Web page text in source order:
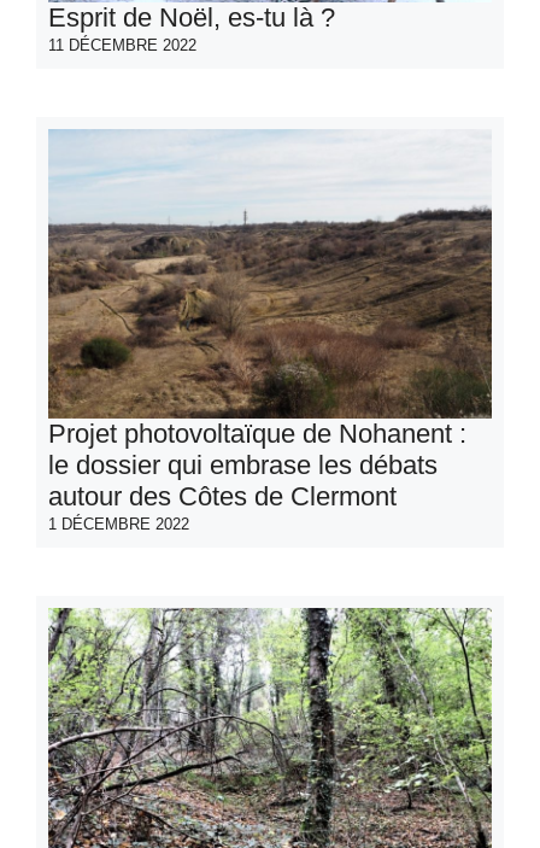
Esprit de Noël, es-tu là ?
11 DÉCEMBRE 2022
Projet photovoltaïque de Nohanent :
le dossier qui embrase les débats
autour des Côtes de Clermont
1 DÉCEMBRE 2022